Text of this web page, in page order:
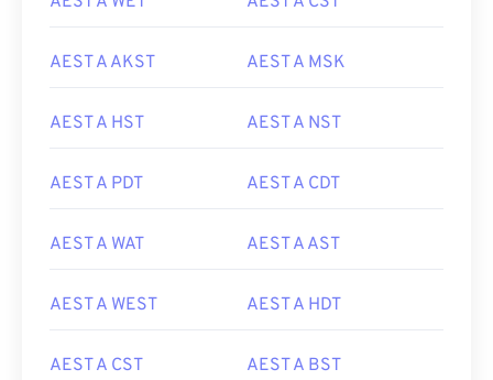
AEST A AKST AEST A MSK
AEST A HST AEST A NST
AEST A PDT AEST A CDT
AEST A WAT AEST A AST
AEST A WEST AEST A HDT
AEST A CST AEST A BST